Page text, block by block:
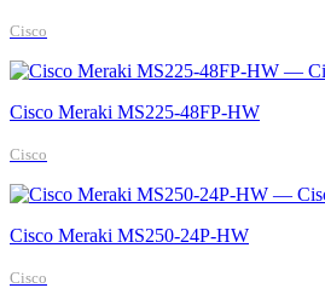
Cisco
Cisco Meraki MS225-48FP-HW
Cisco
Cisco Meraki MS250-24P-HW
Cisco